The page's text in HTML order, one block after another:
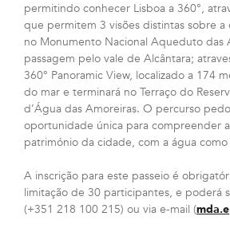
permitindo conhecer Lisboa a 360°,
que permitem 3 visões distintas sobre a
no Monumento Nacional Aqueduto das
passagem pelo vale de Alcântara;
360° Panoramic View, localizado a 174
do mar e terminará no Terraço do
d’Água das Amoreiras. O percurso
oportunidade única para compreender
património da cidade, com a água
A inscrição para este passeio é
limitação de 30 participantes, e poderá
(+351 218 100 215) ou via e-mail (